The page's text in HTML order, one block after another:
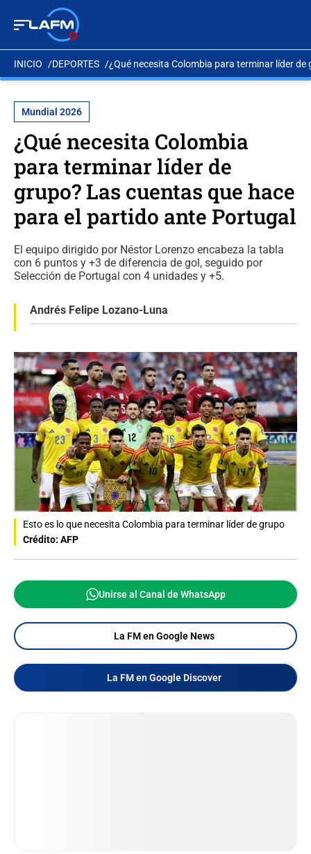
INICIO DEPORTES ¿Qué necesita Colombia para terminar líder
Mundial 2026
¿Qué necesita Colombia
para terminar líder de
grupo? Las cuentas que hace
para el partido ante Portugal
El equipo dirigido por Néstor Lorenzo encabeza la tabla
con 6 puntos y +3 de diferencia de gol, seguido por
Selección de Portugal con 4 unidades y +5.
Andrés Felipe Lozano-Luna
Esto es lo que necesita Colombia para terminar líder de grupo
Crédito: AFP
Unirse al Canal de WhatsApp
La FM en Google News
La FM en Google Discover